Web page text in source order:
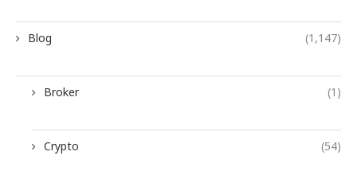
Blog (1,147)
Broker (1)
Crypto (54)